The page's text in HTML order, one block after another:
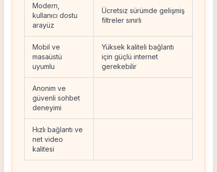
Modern,
kullanıcı dostu
arayüz
Ücretsiz sürümde gelişmiş
filtreler sınırlı
Mobil ve
masaüstü
uyumlu
Yüksek kaliteli bağlantı
için güçlü internet
gerekebilir
Anonim ve
güvenli sohbet
deneyimi
Hızlı bağlantı ve
net video
kalitesi